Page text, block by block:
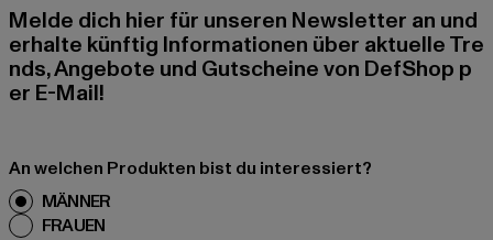
Melde dich hier für unseren Newsletter an und
erhalte künftig Informationen über aktuelle Tre
nds, Angebote und Gutscheine von DefShop p
er E-Mail!
An welchen Produkten bist du interessiert?
MÄNNER
FRAUEN